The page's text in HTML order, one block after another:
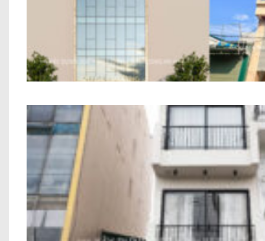
Nhà Ở Kết Hợp Văn Phòng Anh
Công Trình Nhà Phố Hiện Đại 6 Tầng